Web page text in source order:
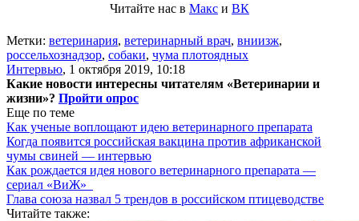
Читайте нас в Макс и ВК
Метки: ветеринария, ветеринарный врач, вниизж,
россельхознадзор, собаки, чума плотоядных
Интервью, 1 октября 2019, 10:18
Какие новости интересны читателям «Ветеринарии и
жизни»? Пройти опрос
Еще по теме
Как ученые воплощают идею ветеринарного препарата
Когда появится российская вакцина против африканской
чумы свиней — интервью
Как рождается идея нового ветеринарного препарата —
сериал «ВиЖ»
Глава союза назвал 5 трендов в российском птицеводстве
Читайте также: